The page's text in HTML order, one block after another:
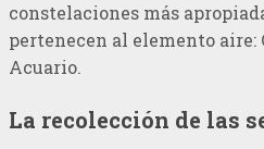
constelaciones más
pertenecen al elemento aire:
Acuario.
La recolección de las